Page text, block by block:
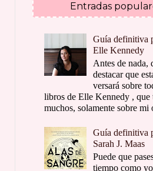
Entradas
Guía definitiva
Elle Kennedy
Antes de nada,
destacar que
versará sobre
libros de Elle Kennedy , que
muchos, solamente sobre mi
Guía definitiva
Sarah J. Maas
Puede que
tiempo como